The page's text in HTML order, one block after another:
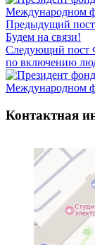
Предыдущий пост
Будем на связи!
Следующий пост
по включению
Контактная